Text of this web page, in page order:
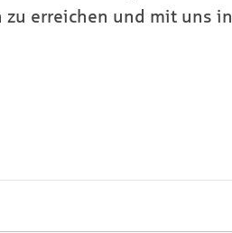
zu erreichen und mit uns in